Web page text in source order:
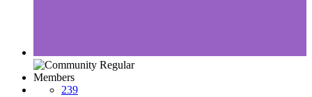
Members
239